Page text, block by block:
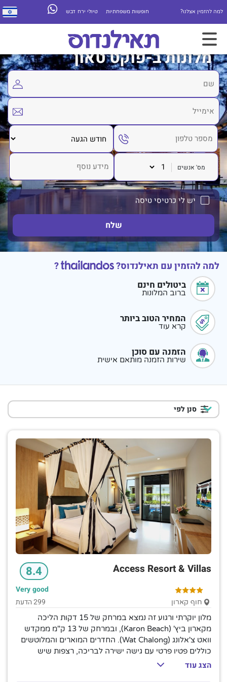
למה להזמין אצלנו? חופשות משפחתיות טיולי ירח דבש
מלונות ב-פוקט טאון
מס' אנשים
יש לי כרטיסי טיסה
למה להזמין עם תאילנדוס? ?
ביטולים חינם
ברוב המלונות
המחיר הטוב ביותר
קרא עוד
הזמנה עם סוכן
שירות הזמנה מותאם אישית
סנן לפי
דרוג כוכבים
מלון בדירוג כוכב אחד
1
מלון בדירוג 5 כוכבים
83
מלון בדירוג 4 כוכבים
129
מלון בדירוג 3 כוכבים
94
מלון בדירוג 2 כוכבים
6
השכנות
ראוואי
23
קייפ פאנווה
18
קטה ביץ'
17
קאמאלה ביץ'
24
10
מחוז תאלנג
35
מואנג פוקט מחוז
48
יא נוי
חוף קארון
29
חוף נאי הרן
3
חוף מאי קאו
העיר העתיקה של פוקט
Access Resort & Villas
8.4
חוף קארון
Very good
299 הדעת
מלון יוקרתי ורגוע זה נמצא במרחק של 15 דקות הליכה
מקארון ביץ' (Karon Beach), ובמרחק של 13 ק"מ ממקדש
וואט צ'אלונג (Wat Chalong). החדרים המוארים והמלוטשים
כוללים פטיו פרטי עם גישה ישירה לבריכה, רצפות שיש
והדגשים צבעוניים, טלוויזיות בעלות מסך שטוח, אינטרנט
הצג עוד